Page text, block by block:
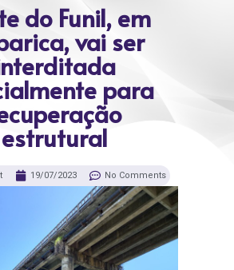
do Funil, em
vai ser
para
estrutural
19/07/2023 No Comments